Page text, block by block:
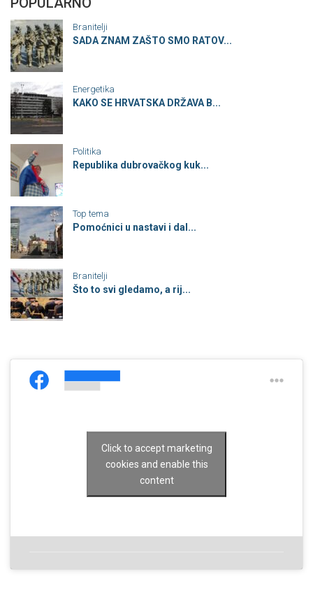
Branitelji
SADA ZNAM ZAŠTO SMO RATOV...
Energetika
KAKO SE HRVATSKA DRŽAVA B...
Politika
Republika dubrovačkog kuk...
Top tema
Pomoćnici u nastavi i dal...
Branitelji
Što to svi gledamo, a rij...
Click to accept marketing
cookies and enable this
content